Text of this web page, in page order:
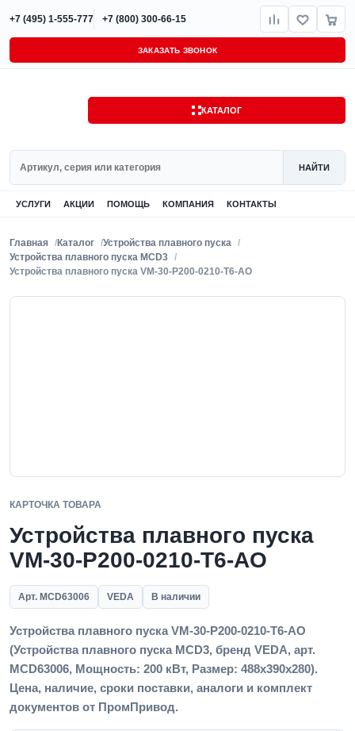
+7 (495) 1-555-777 +7 (800) 300-66-15
ЗАКАЗАТЬ ЗВОНОК
КАТАЛОГ
НАЙТИ
УСЛУГИ АКЦИИ ПОМОЩЬ КОМПАНИЯ КОНТАКТЫ
Главная Каталог
Устройства плавного пуска
Устройства плавного пуска MCD3
Устройства плавного пуска VM-30-P200-0210-T6-AO
КАРТОЧКА ТОВАРА
Устройства плавного пуска
VM-30-P200-0210-T6-AO
Арт. MCD63006 VEDA В наличии
Устройства плавного пуска VM-30-P200-0210-T6-AO
(Устройства плавного пуска MCD3, бренд VEDA, арт.
MCD63006, Мощность: 200 кВт, Размер: 488х390х280).
Цена, наличие, сроки поставки, аналоги и комплект
документов от ПромПривод.